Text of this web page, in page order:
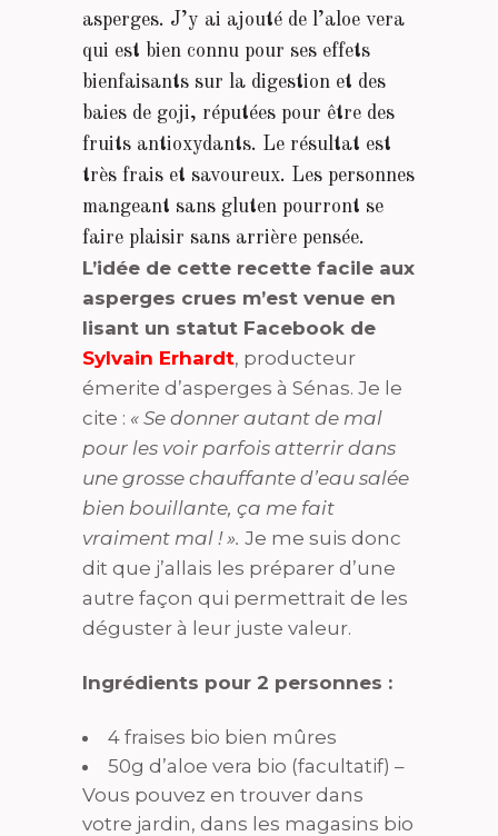
asperges. J’y ai ajouté de l’aloe vera
qui est bien connu pour ses effets
bienfaisants sur la digestion et des
baies de goji, réputées pour être des
fruits antioxydants. Le résultat est
très frais et savoureux. Les personnes
mangeant sans gluten pourront se
faire plaisir sans arrière pensée.
L’idée de cette recette facile aux
asperges crues m’est venue en
lisant un statut Facebook de
Sylvain Erhardt, producteur
émerite d’asperges à Sénas. Je le
cite : « Se donner autant de mal
pour les voir parfois atterrir dans
une grosse chauffante d’eau salée
bien bouillante, ça me fait
vraiment mal ! ». Je me suis donc
dit que j’allais les préparer d’une
autre façon qui permettrait de les
déguster à leur juste valeur.
Ingrédients pour 2 personnes :
4 fraises bio bien mûres
50g d’aloe vera bio (facultatif) –
Vous pouvez en trouver dans
votre jardin, dans les magasins bio